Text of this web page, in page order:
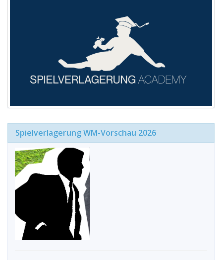
Spielverlagerung WM-Vorschau 2026